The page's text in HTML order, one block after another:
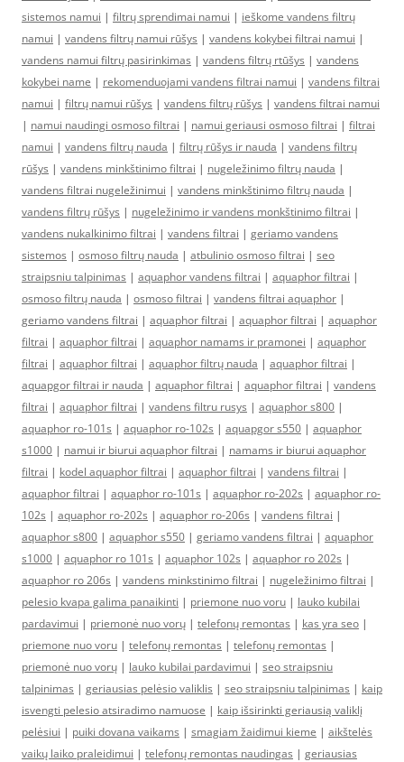
sistemos namui | filtrų sprendimai namui | ieškome vandens filtrų
namui | vandens filtrų namui rūšys | vandens kokybei filtrai namui |
vandens namui filtrų pasirinkimas | vandens filtrų rtūšys | vandens
kokybei name | rekomenduojami vandens filtrai namui | vandens filtrai
namui | filtrų namui rūšys | vandens filtrų rūšys | vandens filtrai namui
| namui naudingi osmoso filtrai | namui geriausi osmoso filtrai | filtrai
namui | vandens filtrų nauda | filtrų rūšys ir nauda | vandens filtrų
rūšys | vandens minkštinimo filtrai | nugeležinimo filtrų nauda |
vandens filtrai nugeležinimui | vandens minkštinimo filtrų nauda |
vandens filtrų rūšys | nugeležinimo ir vandens monkštinimo filtrai |
vandens nukalkinimo filtrai | vandens filtrai | geriamo vandens
sistemos | osmoso filtrų nauda | atbulinio osmoso filtrai | seo
straipsniu talpinimas | aquaphor vandens filtrai | aquaphor filtrai |
osmoso filtrų nauda | osmoso filtrai | vandens filtrai aquaphor |
geriamo vandens filtrai | aquaphor filtrai | aquaphor filtrai | aquaphor
filtrai | aquaphor filtrai | aquaphor namams ir pramonei | aquaphor
filtrai | aquaphor filtrai | aquaphor filtrų nauda | aquaphor filtrai |
aquapgor filtrai ir nauda | aquaphor filtrai | aquaphor filtrai | vandens
filtrai | aquaphor filtrai | vandens filtru rusys | aquaphor s800 |
aquaphor ro-101s | aquaphor ro-102s | aquapgor s550 | aquaphor
s1000 | namui ir biurui aquaphor filtrai | namams ir biurui aquaphor
filtrai | kodel aquaphor filtrai | aquaphor filtrai | vandens filtrai |
aquaphor filtrai | aquaphor ro-101s | aquaphor ro-202s | aquaphor ro-
102s | aquaphor ro-202s | aquaphor ro-206s | vandens filtrai |
aquaphor s800 | aquaphor s550 | geriamo vandens filtrai | aquaphor
s1000 | aquaphor ro 101s | aquaphor 102s | aquaphor ro 202s |
aquaphor ro 206s | vandens minkstinimo filtrai | nugeležinimo filtrai |
pelesio kvapa galima panaikinti | priemone nuo voru | lauko kubilai
pardavimui | priemonė nuo vorų | telefonų remontas | kas yra seo |
priemone nuo voru | telefonų remontas | telefonų remontas |
priemonė nuo vorų | lauko kubilai pardavimui | seo straipsniu
talpinimas | geriausias pelėsio valiklis | seo straipsniu talpinimas | kaip
isvengti pelesio atsiradimo namuose | kaip išsirinkti geriausią valiklį
pelėsiui | puiki dovana vaikams | smagiam žaidimui kieme | aikštelės
vaikų laiko praleidimui | telefonų remontas naudingas | geriausias